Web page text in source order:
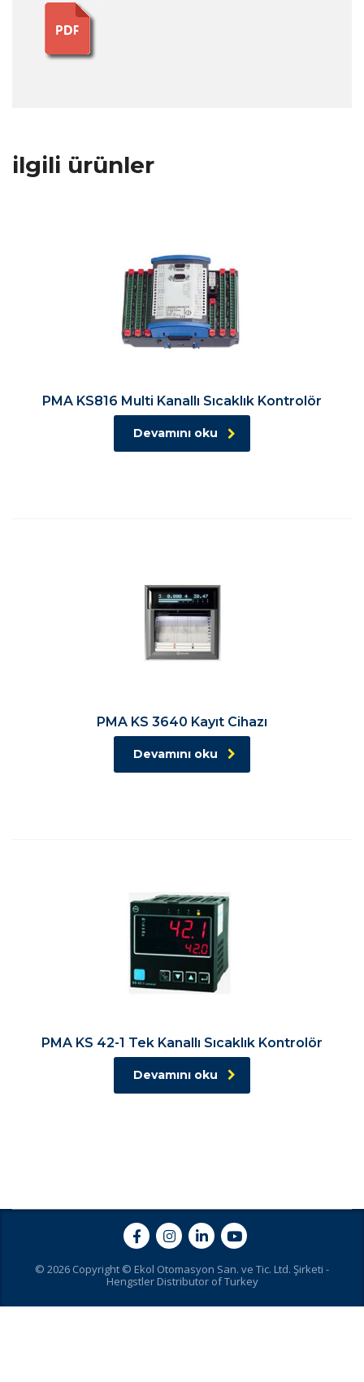
ilgili ürünler
PMA KS816 Multi Kanallı Sıcaklık Kontrolör
Devamını oku
PMA KS 3640 Kayıt Cihazı
Devamını oku
PMA KS 42-1 Tek Kanallı Sıcaklık Kontrolör
Devamını oku
© 2026 Copyright © Ekol Otomasyon San. ve Tic. Ltd. Şirketi -
Hengstler Distributor of Turkey